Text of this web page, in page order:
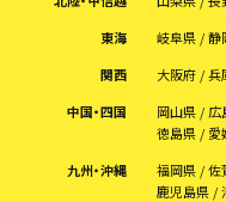
東海
岐阜県 静
関西
大阪府 兵
中国・四国
岡山県 広
徳島県
愛
九州・沖縄
福岡県 佐
鹿児島県